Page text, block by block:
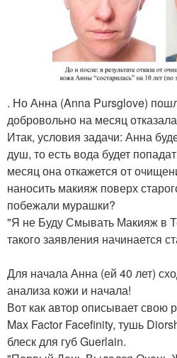
. Но Анна (Anna Pursglove)
добровольно на месяц
Итак, условия задачи: Анна
душ, то есть вода будет
месяц она откажется от
наносить макияж поверх
побежали мурашки?
"Я не Буду Смывать Макияж в
такого заявления начинается
Для начала Анна (ей 40 лет)
анализа кожи и начала!
Вот как автор описывает свою
Max Factor Facefinity, тушь
блеск для губ Guerlain.